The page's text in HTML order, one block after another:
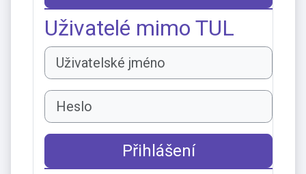
Uživatelé mimo TUL
Uživatelské jméno
Heslo
Přihlášení